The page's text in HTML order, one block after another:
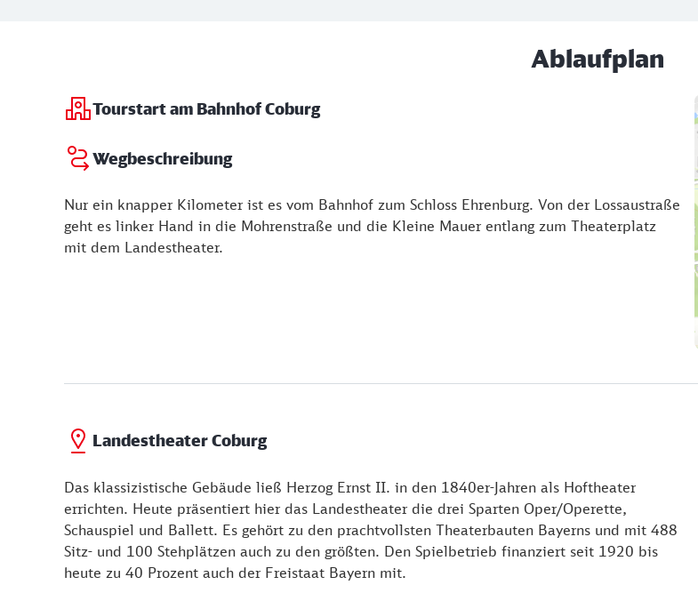
Ablaufplan
Tourstart am Bahnhof Coburg
Wegbeschreibung
Nur ein knapper Kilometer ist es vom Bahnhof zum Schloss Ehrenburg. Von der Lossaustraße
geht es linker Hand in die Mohrenstraße und die Kleine Mauer entlang zum Theaterplatz
mit dem Landestheater.
Landestheater Coburg
Das klassizistische Gebäude ließ Herzog Ernst II. in den 1840er-Jahren als Hoftheater
errichten. Heute präsentiert hier das Landestheater die drei Sparten Oper/Operette,
Schauspiel und Ballett. Es gehört zu den prachtvollsten Theaterbauten Bayerns und mit 488
Sitz- und 100 Stehplätzen auch zu den größten. Den Spielbetrieb finanziert seit 1920 bis
heute zu 40 Prozent auch der Freistaat Bayern mit.